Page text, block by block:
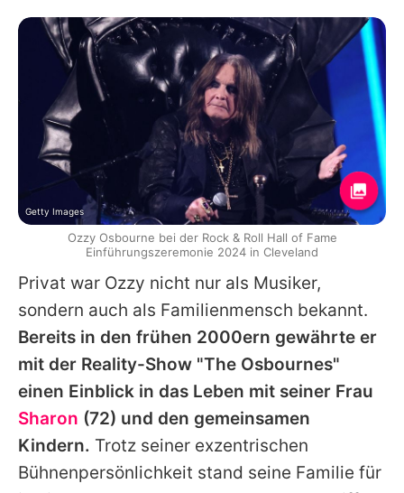
Privat war Ozzy nicht nur als Musiker,
sondern auch als Familienmensch bekannt.
Bereits in den frühen 2000ern gewährte er
mit der Reality-Show "The Osbournes"
einen Einblick in das Leben mit seiner Frau
Sharon (72) und den gemeinsamen
Kindern. Trotz seiner exzentrischen
Bühnenpersönlichkeit stand seine Familie für
Getty Images
Ozzy Osbourne bei der Rock & Roll Hall of Fame
Einführungszeremonie 2024 in Cleveland